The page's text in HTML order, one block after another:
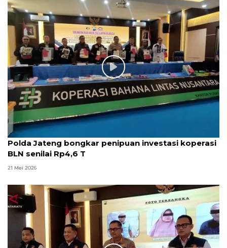
Polda Jateng bongkar penipuan investasi koperasi
BLN senilai Rp4,6 T
21 Mei 2026